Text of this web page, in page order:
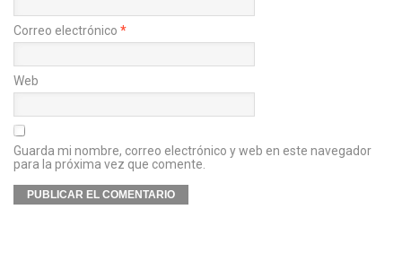
Correo electrónico *
Web
Guarda mi nombre, correo electrónico y web en este navegador
para la próxima vez que comente.